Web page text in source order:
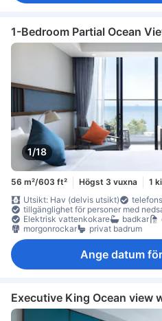
1-Bedroom Partial Ocean
1/18
56 m²/603 ft² Högst 3 vuxna
1
Utsikt: Hav (delvis utsikt)
tillgänglighet för personer med
Elektrisk vattenkokare
badkar
morgonrockar
privat badrum
Ange datum
Executive King Ocean view